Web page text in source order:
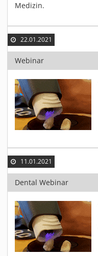
Medizin.
22.01.2021
Webinar
11.01.2021
Dental Webinar